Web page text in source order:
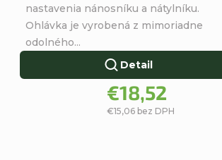
hviezdičiek.
€15,06 bez DPH
€18,52
Detail
nastavenia nánosníku a nátylníku.
Ohlávka je vyrobená z mimoriadne
odolného...